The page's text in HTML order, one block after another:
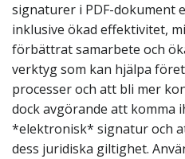
signaturer i PDF-dokument
inklusive ökad effektivitet,
förbättrat samarbete och
verktyg som kan hjälpa
processer och att bli mer
dock avgörande att komma
*elektronisk* signatur och
dess juridiska giltighet.